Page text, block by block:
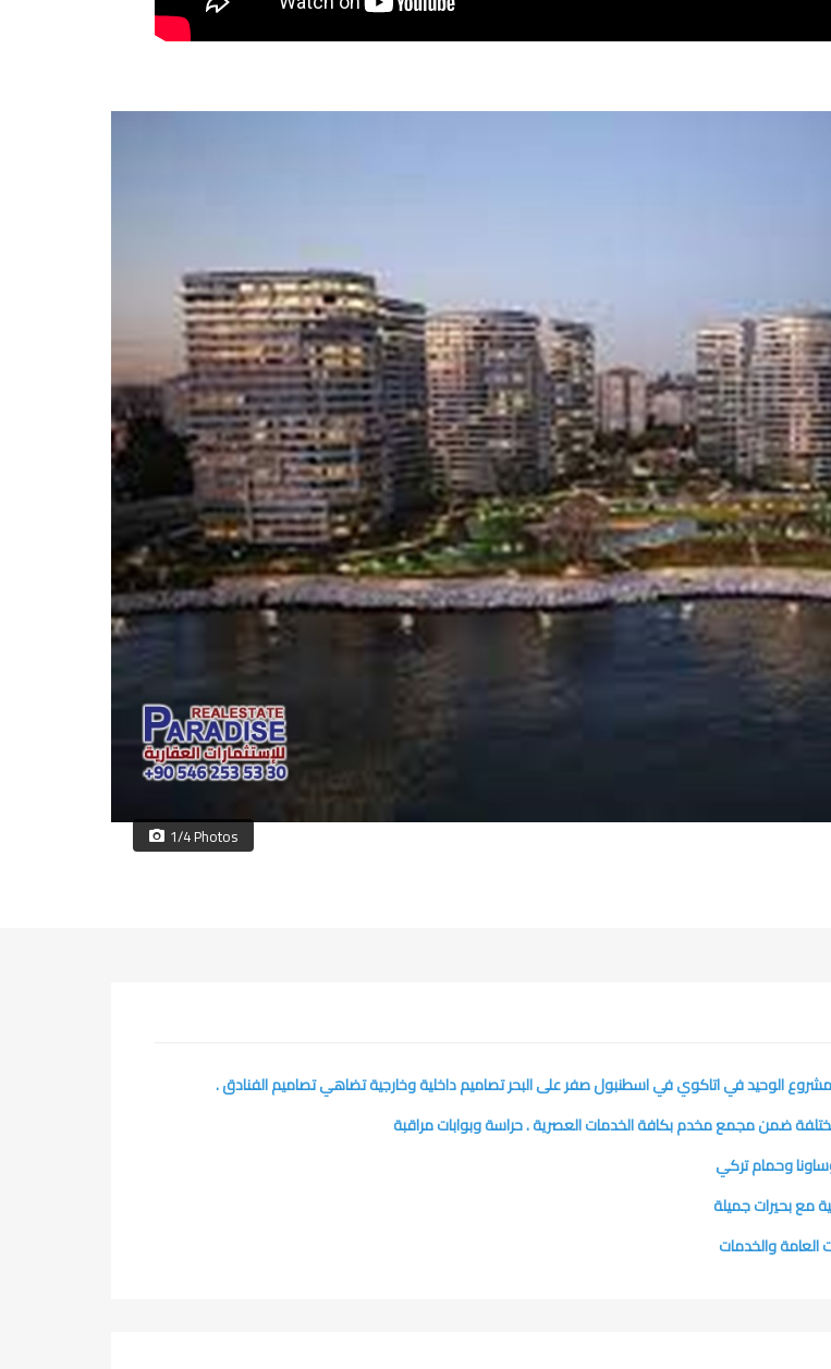
1/4 Photos
الوحيد في اتاكوي في اسطنبول صفر على البحر تصاميم داخلية وخارجية تضاهي تصاميم الفنادق .
ضمن مجمع مخدم بكافة الخدمات العصرية . حراسة وبوابات مراقبة
وحمام تركي
مع بحيرات جميلة
والخدمات